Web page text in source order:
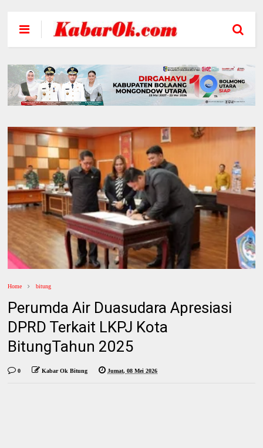
Home bitung
Perumda Air Duasudara Apresiasi
DPRD Terkait LKPJ Kota
BitungTahun 2025
0 Kabar Ok Bitung Jumat, 08 Mei 2026